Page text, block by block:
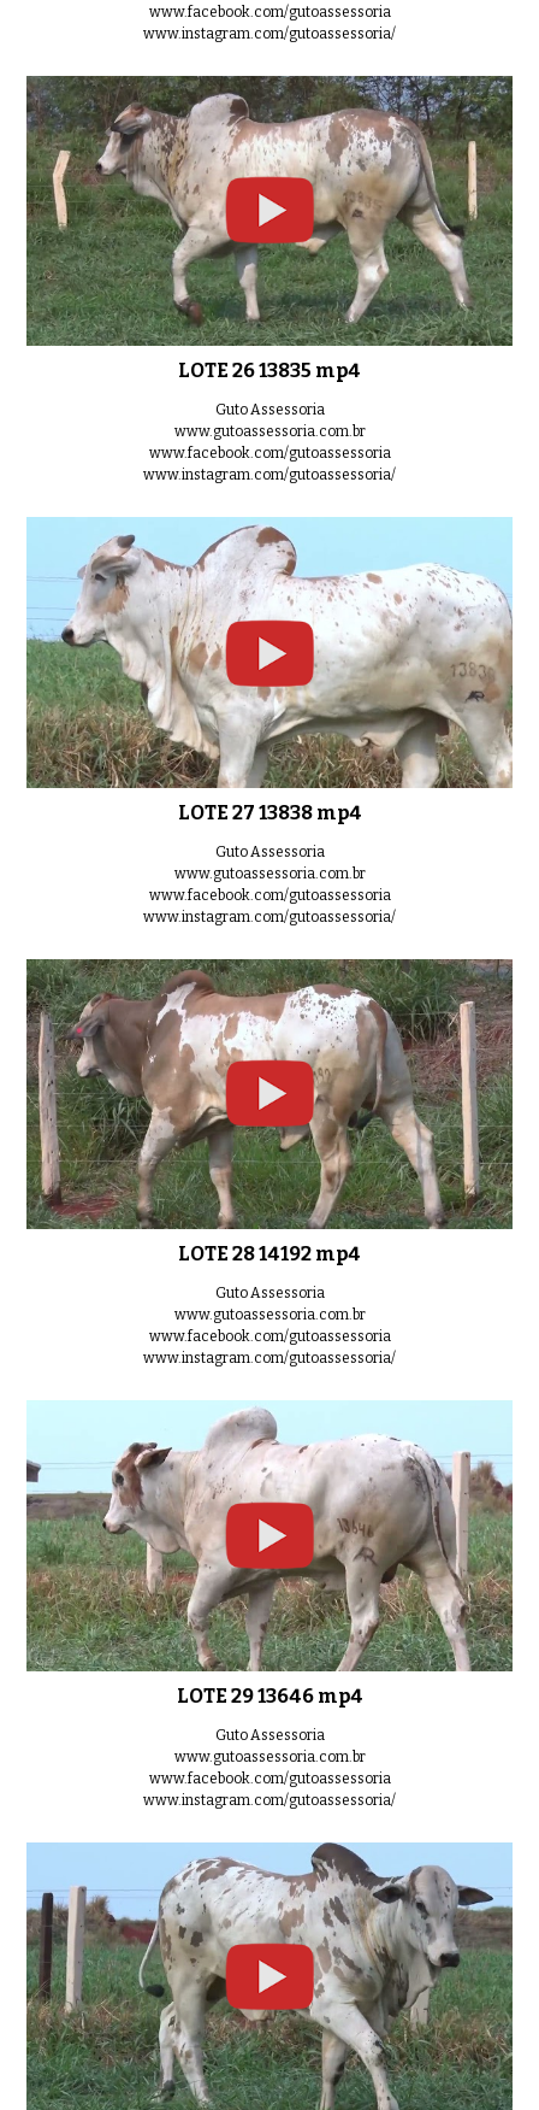
www.facebook.com/gutoassessoria
www.instagram.com/gutoassessoria/
LOTE 26 13835 mp4
Guto Assessoria
www.gutoassessoria.com.br
www.facebook.com/gutoassessoria
www.instagram.com/gutoassessoria/
LOTE 27 13838 mp4
Guto Assessoria
www.gutoassessoria.com.br
www.facebook.com/gutoassessoria
www.instagram.com/gutoassessoria/
LOTE 28 14192 mp4
Guto Assessoria
www.gutoassessoria.com.br
www.facebook.com/gutoassessoria
www.instagram.com/gutoassessoria/
LOTE 29 13646 mp4
Guto Assessoria
www.gutoassessoria.com.br
www.facebook.com/gutoassessoria
www.instagram.com/gutoassessoria/